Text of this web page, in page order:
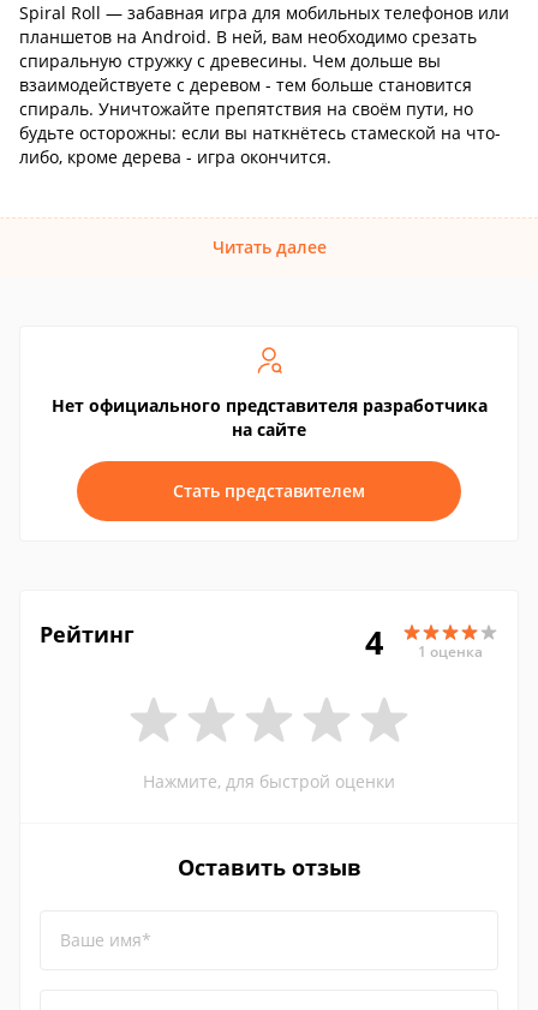
Spiral Roll — забавная игра для мобильных телефонов или
планшетов на Android. В ней, вам необходимо срезать
спиральную стружку с древесины. Чем дольше вы
взаимодействуете с деревом - тем больше становится
спираль. Уничтожайте препятствия на своём пути, но
будьте осторожны: если вы наткнётесь стамеской на что-
либо, кроме дерева - игра окончится.
Читать далее
Нет официального представителя разработчика
на сайте
Стать представителем
Рейтинг 4 1 оценка
Нажмите, для быстрой оценки
Оставить отзыв
Ваше имя*